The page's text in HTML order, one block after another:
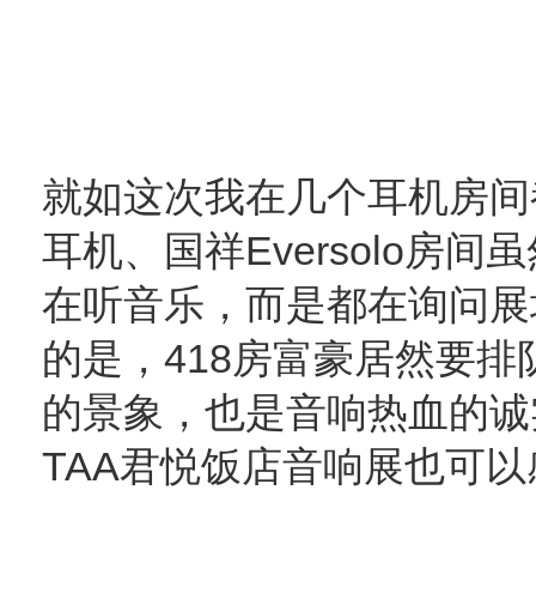
就如这次我在几个耳机房
耳机、国祥Eversolo房间
在听音乐，而是都在询问
的是，418房富豪居然要
的景象，也是音响热血的
TAA君悦饭店音响展也可